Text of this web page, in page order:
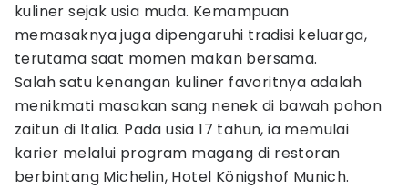
kuliner sejak usia muda. Kemampuan
memasaknya juga dipengaruhi tradisi keluarga,
terutama saat momen makan bersama.
Salah satu kenangan kuliner favoritnya adalah
menikmati masakan sang nenek di bawah pohon
zaitun di Italia. Pada usia 17 tahun, ia memulai
karier melalui program magang di restoran
berbintang Michelin, Hotel Königshof Munich.